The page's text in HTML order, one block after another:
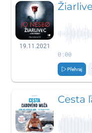
19.11.2021
0:00
Přehraj
Cesta